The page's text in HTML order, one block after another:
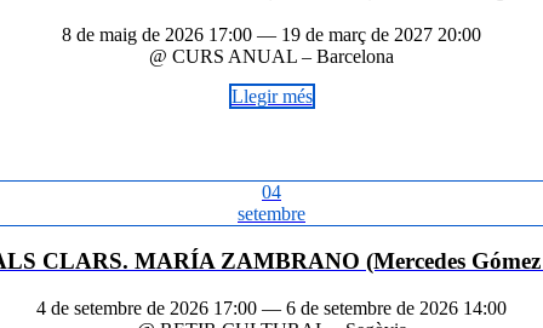
8 de maig de 2026 17:00 — 19 de març de 2027 20:00
@ CURS ANUAL – Barcelona
Llegir més
04
setembre
CLARS. MARÍA ZAMBRANO (Mercedes Gómez
4 de setembre de 2026 17:00 — 6 de setembre de 2026 14:00